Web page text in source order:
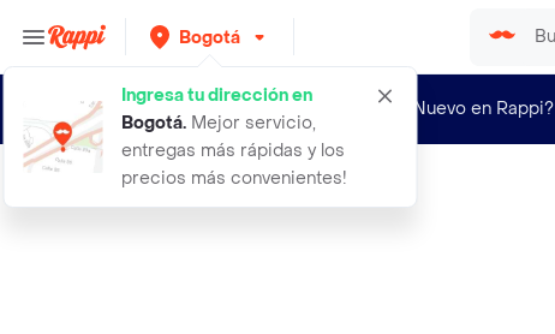
Bogotá
Ingresa tu dirección en
Bogotá. Mejor servicio,
entregas más rápidas y los
precios más convenientes!
¿Nuevo en Rappi?
aceite carro clasico classic motore